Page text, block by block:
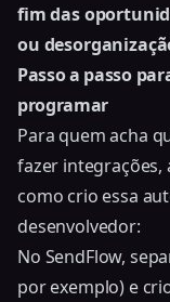
fim das
ou
Passo a passo
programar
Para quem acha
fazer integrações,
como crio essa
desenvolvedor:
No SendFlow,
por exemplo) e